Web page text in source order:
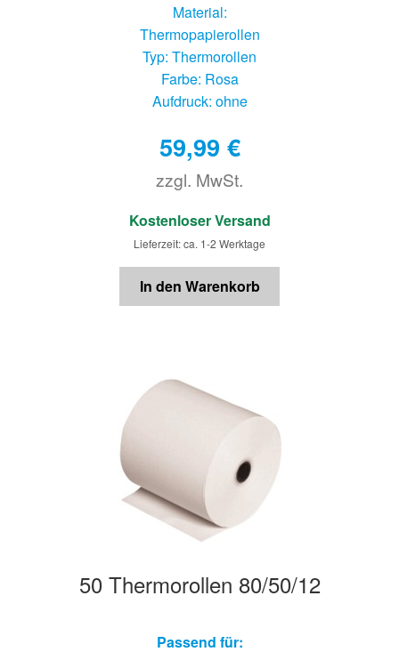
Material:
Thermopapierollen
Typ: Thermorollen
Farbe: Rosa
Aufdruck: ohne
59,99 €
zzgl. MwSt.
€
Kostenloser Versand
Lieferzeit: ca. 1-2 Werktage
In den Warenkorb
50 Thermorollen 80/50/12
Passend für: